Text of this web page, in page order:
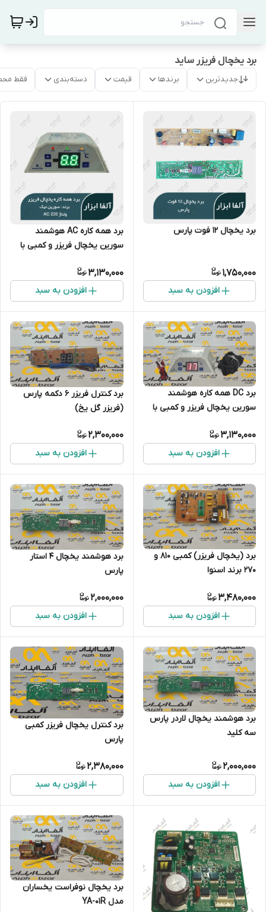
برد یخچال فریزر ساید
جدیدترین برندها قیمت دسته‌بندی فقط
برد یخچال 12 فوت پارس
1,750,000
افزودن به سبد
برد همه کاره AC هوشمند
سورین یخچال فریزر و کمبی با
3,130,000
افزودن به سبد
برد DC همه کاره هوشمند
سورین یخچال فریزر و کمبی با
3,130,000
افزودن به سبد
برد کنترل فریزر ۶ دکمه پارس
(فریزر گل یخ)
2,300,000
افزودن به سبد
برد (یخچال فریزر) کمبی 810 و
270 برند اسنوا
3,480,000
افزودن به سبد
برد هوشمند یخچال 4 استار
پارس
2,000,000
افزودن به سبد
برد هوشمند یخچال لاردر پارس
سه کلید
2,000,000
افزودن به سبد
برد کنترل یخچال فریزر کمبی
پارس
2,380,000
افزودن به سبد
برد یخچال نوفراست یخساران
مدل YA-01R